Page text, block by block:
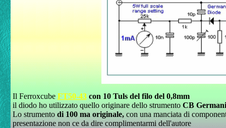
Il Ferroxcube FT50-43 con 10 Tuls del filo del 0,8mm
il diodo ho utilizzato quello originare dello strumentoCB
Lo strumentodi 100 ma originale, con una manciata di
presentazione non ce da dire complimentarmi dell'autore